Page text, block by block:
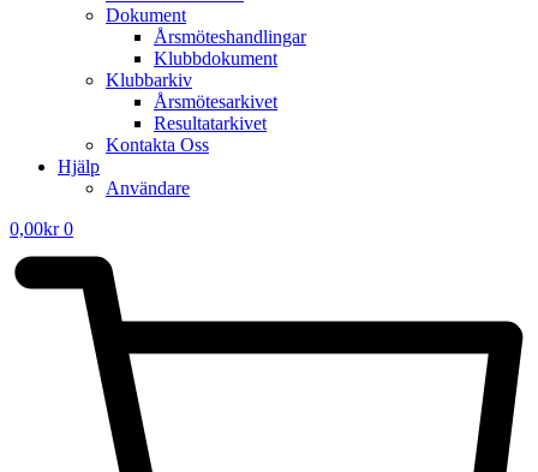
Dokument
Årsmöteshandlingar
Klubbdokument
Klubbarkiv
Årsmötesarkivet
Resultatarkivet
Kontakta Oss
Hjälp
Användare
0,00kr 0